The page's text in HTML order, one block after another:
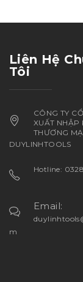
Liên Hệ
Tôi
CÔNG TY
XUẤT NHẬP
THƯƠNG
DUYLINHTOOLS
Hotline:
Email:
m